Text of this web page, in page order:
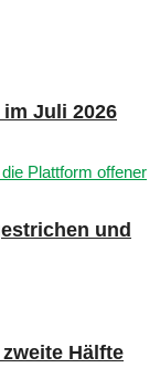
Juli 2026
und
Hälfte